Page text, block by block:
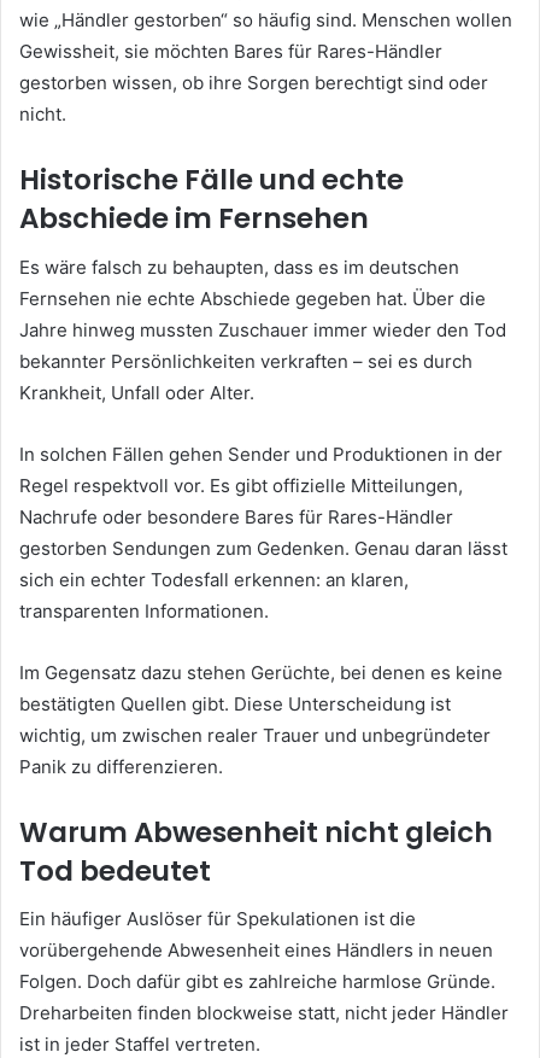
wie „Händler gestorben“ so häufig sind. Menschen wollen
Gewissheit, sie möchten Bares für Rares-Händler
gestorben wissen, ob ihre Sorgen berechtigt sind oder
nicht.
Historische Fälle und echte
Abschiede im Fernsehen
Es wäre falsch zu behaupten, dass es im deutschen
Fernsehen nie echte Abschiede gegeben hat. Über die
Jahre hinweg mussten Zuschauer immer wieder den Tod
bekannter Persönlichkeiten verkraften – sei es durch
Krankheit, Unfall oder Alter.
In solchen Fällen gehen Sender und Produktionen in der
Regel respektvoll vor. Es gibt offizielle Mitteilungen,
Nachrufe oder besondere Bares für Rares-Händler
gestorben Sendungen zum Gedenken. Genau daran lässt
sich ein echter Todesfall erkennen: an klaren,
transparenten Informationen.
Im Gegensatz dazu stehen Gerüchte, bei denen es keine
bestätigten Quellen gibt. Diese Unterscheidung ist
wichtig, um zwischen realer Trauer und unbegründeter
Panik zu differenzieren.
Warum Abwesenheit nicht gleich
Tod bedeutet
Ein häufiger Auslöser für Spekulationen ist die
vorübergehende Abwesenheit eines Händlers in neuen
Folgen. Doch dafür gibt es zahlreiche harmlose Gründe.
Dreharbeiten finden blockweise statt, nicht jeder Händler
ist in jeder Staffel vertreten.